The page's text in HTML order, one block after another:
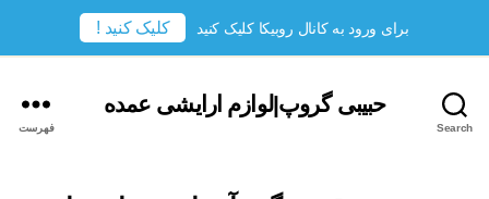
Search
حبیبی گروپ|لوازم ارایشی عمده
فهرست
برای ورود به کانال روبیکا کلیک کنید کلیک کنید !